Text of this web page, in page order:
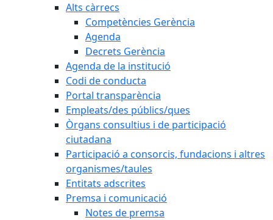
Alts càrrecs
Competències Gerència
Agenda
Decrets Gerència
Agenda de la institució
Codi de conducta
Portal transparència
Empleats/des públics/ques
Òrgans consultius i de participació
ciutadana
Participació a consorcis, fundacions i altres
organismes/taules
Entitats adscrites
Premsa i comunicació
Notes de premsa